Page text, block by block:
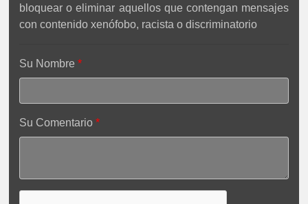
bloquear o eliminar aquellos que contengan mensajes
con contenido xenófobo, racista o discriminatorio
Su Nombre
Su Comentario